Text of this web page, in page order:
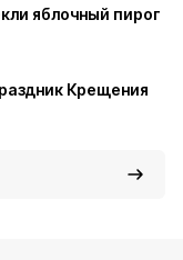
яблочный пирог
Крещения